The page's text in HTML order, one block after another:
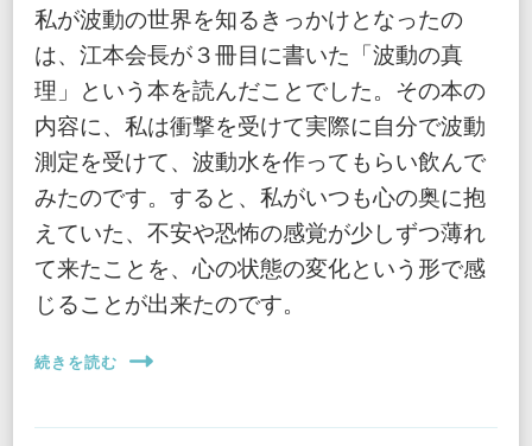
私が波動の世界を知るきっかけとなったの
は、江本会長が３冊目に書いた「波動の真
理」という本を読んだことでした。その本の
内容に、私は衝撃を受けて実際に自分で波動
測定を受けて、波動水を作ってもらい飲んで
みたのです。すると、私がいつも心の奥に抱
えていた、不安や恐怖の感覚が少しずつ薄れ
て来たことを、心の状態の変化という形で感
じることが出来たのです。
続きを読む